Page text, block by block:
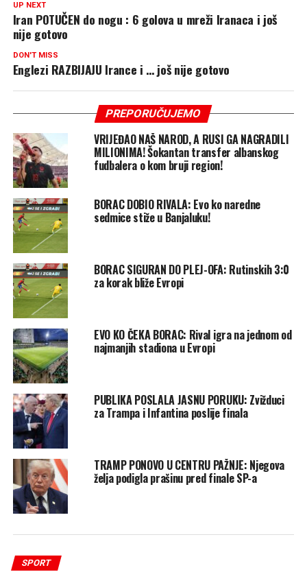
UP NEXT
Iran POTUČEN do nogu : 6 golova u mreži Iranaca i još
nije gotovo
DON'T MISS
Englezi RAZBIJAJU Irance i … još nije gotovo
PREPORUČUJEMO
VRIJEĐAO NAŠ NAROD, A RUSI GA NAGRADILI
MILIONIMA! Šokantan transfer albanskog
fudbalera o kom bruji region!
BORAC DOBIO RIVALA: Evo ko naredne
sedmice stiže u Banjaluku!
BORAC SIGURAN DO PLEJ-OFA: Rutinskih 3:0
za korak bliže Evropi
EVO KO ČEKA BORAC: Rival igra na jednom od
najmanjih stadiona u Evropi
PUBLIKA POSLALA JASNU PORUKU: Zvižduci
za Trampa i Infantina poslije finala
TRAMP PONOVO U CENTRU PAŽNJE: Njegova
želja podigla prašinu pred finale SP-a
SPORT